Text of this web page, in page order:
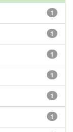
1
1
1
1
1
1